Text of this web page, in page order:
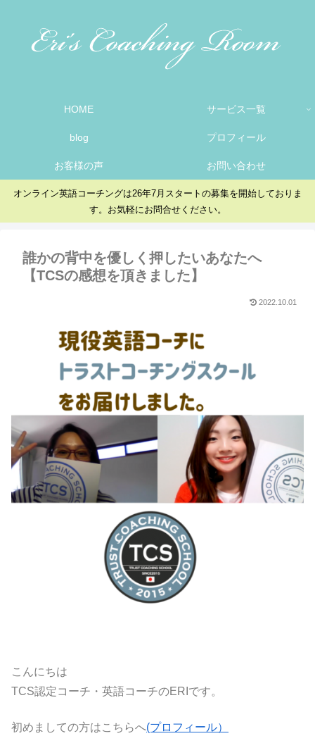
HOME サービス一覧
blog プロフィール
お客様の声 お問い合わせ
オンライン英語コーチングは26年7月スタートの募集を開始しておりま
す。お気軽にお問合せください。
誰かの背中を優しく押したいあなたへ
【TCSの感想を頂きました】
2022.10.01
こんにちは
TCS認定コーチ・英語コーチのERIです。
初めましての方はこちらへ(プロフィール）